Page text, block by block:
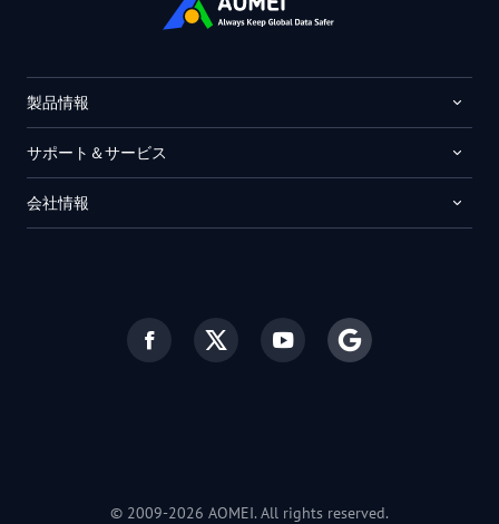
製品情報
サポート＆サービス
会社情報
© 2009-2026 AOMEI. All rights reserved.